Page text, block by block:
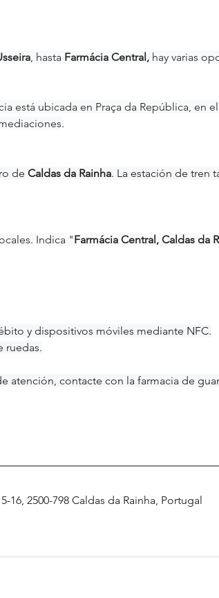
, hasta Farmácia Central, hay varias
está ubicada en Praça da República, en
.
de Caldas da Rainha. La estación de tren
Indica "Farmácia Central, Caldas da
y dispositivos móviles mediante NFC.
ruedas.
atención, contacte con la farmacia de
16, 2500-798 Caldas da Rainha, Portugal